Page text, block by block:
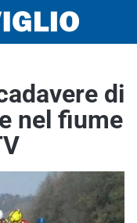
di
nel fiume